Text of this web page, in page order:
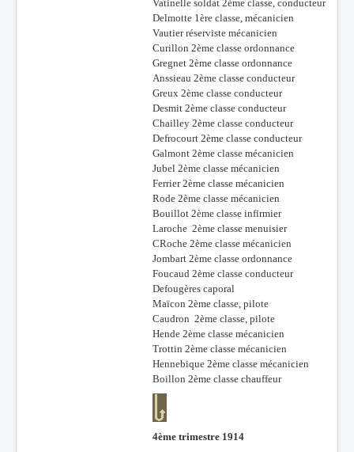
Vatinelle soldat 2ème classe, conducteur
Delmotte 1ère classe, mécanicien
Vautier réserviste mécanicien
Curillon 2ème classe ordonnance
Gregnet 2ème classe ordonnance
Anssieau 2ème classe conducteur
Greux 2ème classe conducteur
Desmit 2ème classe conducteur
Chailley 2ème classe conducteur
Defrocourt 2ème classe conducteur
Galmont 2ème classe mécanicien
Jubel 2ème classe mécanicien
Ferrier 2ème classe mécanicien
Rode 2ème classe mécanicien
Bouillot 2ème classe infirmier
Laroche 2ème classe menuisier
CRoche 2ème classe mécanicien
Jombart 2ème classe ordonnance
Foucaud 2ème classe conducteur
Defougères caporal
Maïcon 2ème classe, pilote
Caudron 2ème classe, pilote
Hende 2ème classe mécanicien
Trottin 2ème classe mécanicien
Hennebique 2ème classe mécanicien
Boillon 2ème classe chauffeur
4ème trimestre 1914